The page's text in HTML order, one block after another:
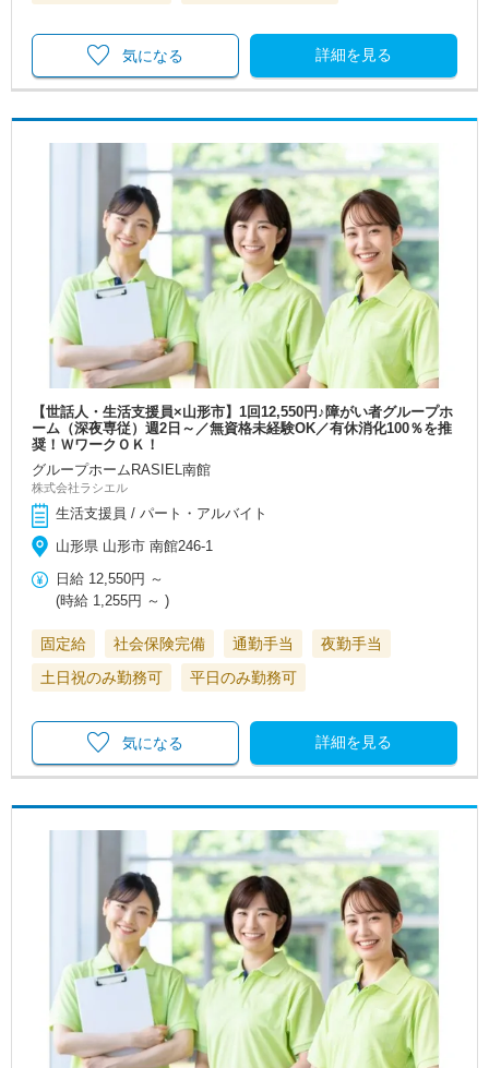
詳細を見る
気になる
【世話人・生活支援員×山形市】1回12,550円♪障がい者グループホ
ーム（深夜専従）週2日～／無資格未経験OK／有休消化100％を推
奨！ＷワークＯＫ！
グループホームRASIEL南館
株式会社ラシエル
生活支援員 / パート・アルバイト
山形県 山形市 南館246-1
日給 12,550円 ～
(時給 1,255円 ～ )
固定給 社会保険完備 通勤手当
夜勤手当
土日祝のみ勤務可
平日のみ勤務可
詳細を見る
気になる